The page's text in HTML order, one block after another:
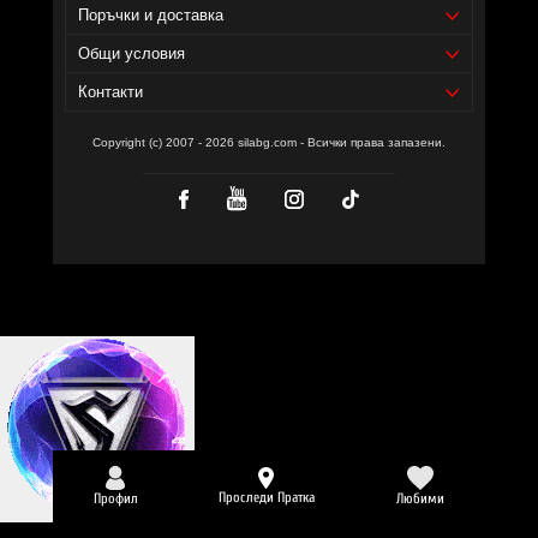
Доставчик на продукта - И фудс ЕООД.
Уебсайт на производителя -
https://www.everbuildnutrition.com/
Поръчки и доставка
Общи условия
Контакти
Copyright (c) 2007 - 2026 silabg.com - Всички права запазени.
Профил Проследи Пратка Любими